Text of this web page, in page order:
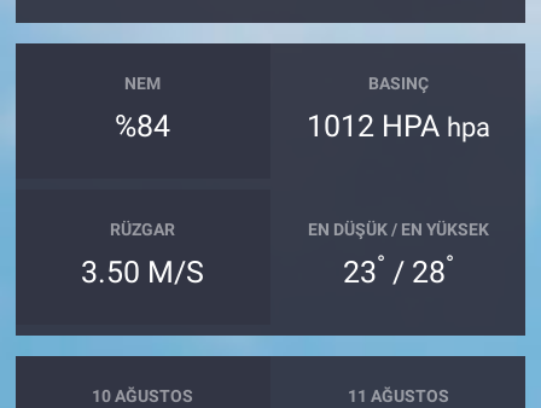
NEM
%84
BASINÇ
1012 HPA hpa
RÜZGAR
3.50 M/S
EN DÜŞÜK / EN YÜKSEK
23° / 28°
10 AĞUSTOS 11 AĞUSTOS